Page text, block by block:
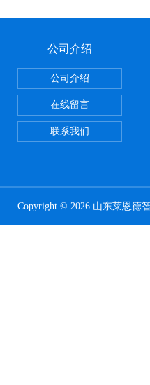
公司介绍
公司介绍
在线留言
联系我们
Copyright © 2026 山东莱恩德